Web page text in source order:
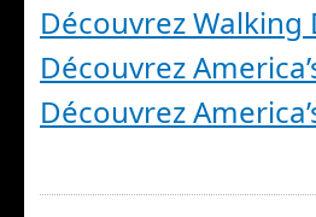
Découvrez Walking
Découvrez
Découvrez